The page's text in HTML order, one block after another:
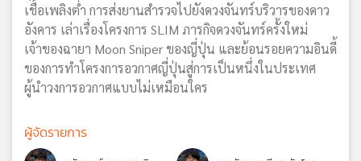
เชื้อเพลิงต่ำ การส่งยานสำรวจไปยังดวงจันทร์บริวารของดาว
อังคาร เล่าเรื่องโครงการ SLIM ภารกิจดวงจันทร์ครั้งใหม่
เจ้าของฉายา Moon Sniper ของญี่ปุ่น และย้อนรอยความอินดี้
ของการทำโครงการอวกาศญี่ปุ่นสู่การเป็นหนึ่งในประเทศ
ผู้นำวงการอวกาศแบบไม่เหมือนใคร
ผู้จัดรายการ